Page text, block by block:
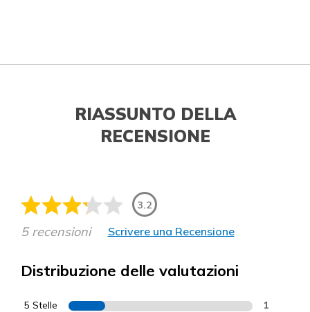
RIASSUNTO DELLA
RECENSIONE
3.2
5 recensioni Scrivere una Recensione
Distribuzione delle valutazioni
5 Stelle 1